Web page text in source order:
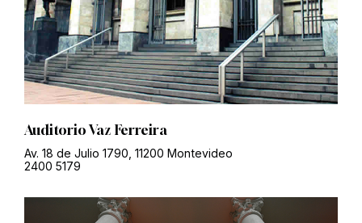
Auditorio Vaz Ferreira
Av. 18 de Julio 1790, 11200 Montevideo
2400 5179